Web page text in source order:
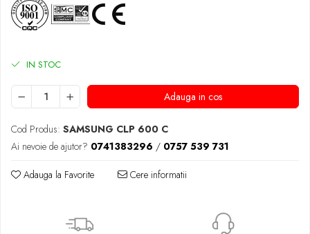
IN STOC
Adauga in cos
Cod Produs: SAMSUNG CLP 600 C
Ai nevoie de ajutor? 0741383296 / 0757 539 731
Adauga la Favorite Cere informatii